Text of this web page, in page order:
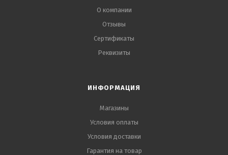
О компании
Отзывы
Сертификаты
Реквизиты
ИНФОРМАЦИЯ
Магазины
Условия оплаты
Условия доставки
Гарантия на товар